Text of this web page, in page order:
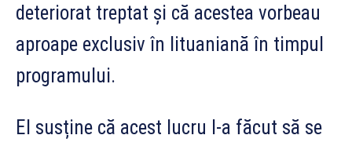
deteriorat treptat și că acestea vorbeau
aproape exclusiv în lituaniană în timpul
programului.
El susține că acest lucru l-a făcut să se